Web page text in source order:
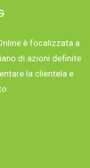
è focalizzata a
di azioni definite
la clientela e
.